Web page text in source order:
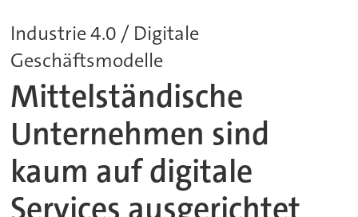
Industrie 4.0 / Digitale
Geschäftsmodelle
Mittelständische
Unternehmen sind
kaum auf digitale